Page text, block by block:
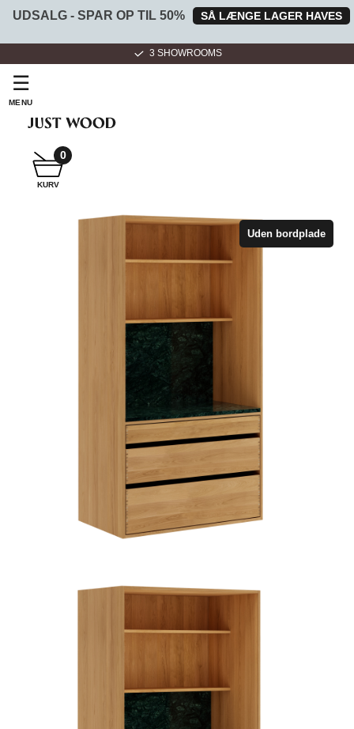
UDSALG - SPAR OP TIL 50% SÅ LÆNGE LAGER HAVES
3 SHOWROOMS
☰
MENU
SNEDKER
BADMØBEL
KURV
0
Uden bordplade